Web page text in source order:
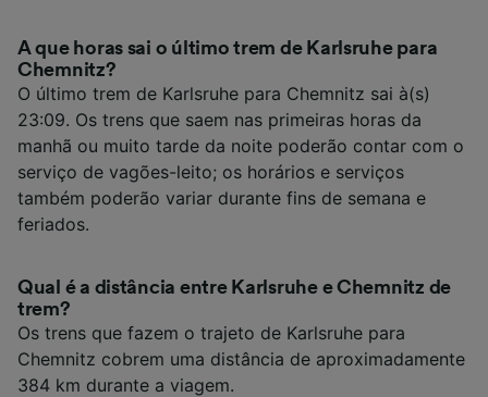
A que horas sai o último trem de Karlsruhe para
Chemnitz?
O último trem de Karlsruhe para Chemnitz sai à(s)
23:09. Os trens que saem nas primeiras horas da
manhã ou muito tarde da noite poderão contar com o
serviço de vagões-leito; os horários e serviços
também poderão variar durante fins de semana e
feriados.
Qual é a distância entre Karlsruhe e Chemnitz de
trem?
Os trens que fazem o trajeto de Karlsruhe para
Chemnitz cobrem uma distância de aproximadamente
384 km durante a viagem.